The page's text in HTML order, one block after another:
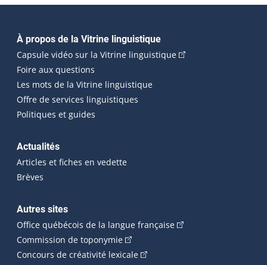
Navigation principale
À propos de la Vitrine linguistique
Capsule vidéo sur la Vitrine linguistique(Cet hyperlien
Foire aux questions
Les mots de la Vitrine linguistique
Offre de services linguistiques
Politiques et guides
Actualités
Articles et fiches en vedette
Brèves
Autres sites
Office québécois de la langue française(Cet hyperlien
Commission de toponymie(Cet hyperlien externe s'ouvrira
Concours de créativité lexicale(Cet hyperlien externe